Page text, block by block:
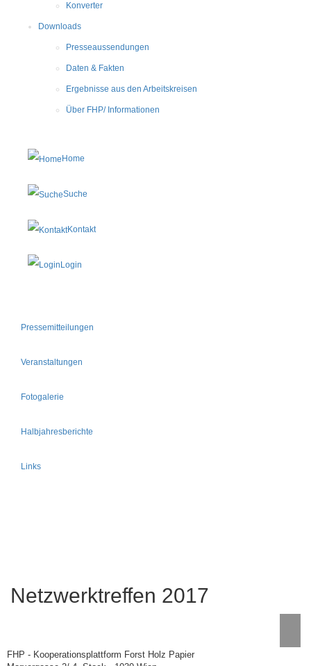
Konverter
Downloads
Presseaussendungen
Daten & Fakten
Ergebnisse aus den Arbeitskreisen
Über FHP/ Informationen
Home
Suche
Kontakt
Login
Pressemitteilungen
Veranstaltungen
Fotogalerie
Halbjahresberichte
Links
Netzwerktreffen 2017
FHP - Kooperationsplattform Forst Holz Papier